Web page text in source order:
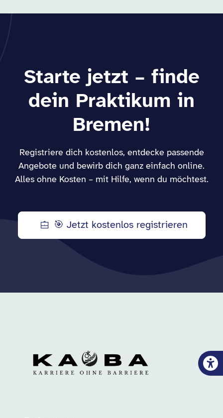
Starte jetzt – finde
dein Praktikum in
Bremen!
Registriere dich kostenlos, entdecke passende
Angebote und bewirb dich ganz einfach online.
Alles ohne Kosten – mit Hilfe, wenn du möchtest.
🎯 Jetzt kostenlos registrieren